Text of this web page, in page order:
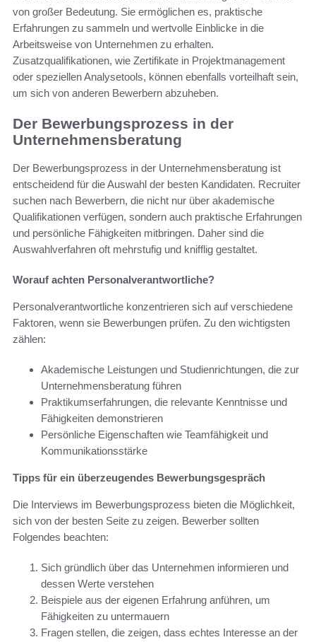
von großer Bedeutung. Sie ermöglichen es, praktische
Erfahrungen zu sammeln und wertvolle Einblicke in die
Arbeitsweise von Unternehmen zu erhalten.
Zusatzqualifikationen, wie Zertifikate in Projektmanagement
oder speziellen Analysetools, können ebenfalls vorteilhaft sein,
um sich von anderen Bewerbern abzuheben.
Der Bewerbungsprozess in der
Unternehmensberatung
Der Bewerbungsprozess in der Unternehmensberatung ist
entscheidend für die Auswahl der besten Kandidaten. Recruiter
suchen nach Bewerbern, die nicht nur über akademische
Qualifikationen verfügen, sondern auch praktische Erfahrungen
und persönliche Fähigkeiten mitbringen. Daher sind die
Auswahlverfahren oft mehrstufig und knifflig gestaltet.
Worauf achten Personalverantwortliche?
Personalverantwortliche konzentrieren sich auf verschiedene
Faktoren, wenn sie Bewerbungen prüfen. Zu den wichtigsten
zählen:
Akademische Leistungen und Studienrichtungen, die zur
Unternehmensberatung führen
Praktikumserfahrungen, die relevante Kenntnisse und
Fähigkeiten demonstrieren
Persönliche Eigenschaften wie Teamfähigkeit und
Kommunikationsstärke
Tipps für ein überzeugendes Bewerbungsgespräch
Die Interviews im Bewerbungsprozess bieten die Möglichkeit,
sich von der besten Seite zu zeigen. Bewerber sollten
Folgendes beachten:
Sich gründlich über das Unternehmen informieren und
dessen Werte verstehen
Beispiele aus der eigenen Erfahrung anführen, um
Fähigkeiten zu untermauern
Fragen stellen, die zeigen, dass echtes Interesse an der